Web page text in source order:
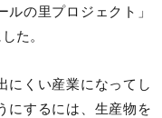
の里プロジェクト」
た。
にくい産業になってし
にするには、生産物を